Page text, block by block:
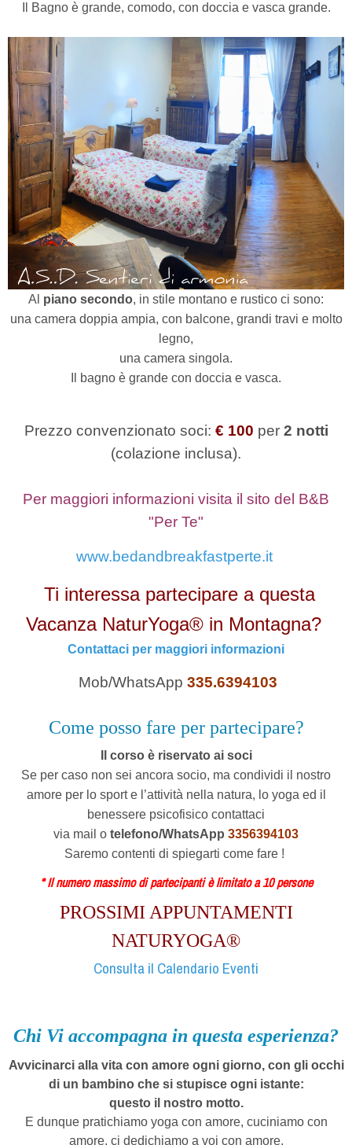
Il Bagno è grande, comodo, con doccia e vasca grande.
Al piano secondo, in stile montano e rustico ci sono:
una camera doppia ampia, con balcone, grandi travi e molto
legno,
una camera singola.
Il bagno è grande con doccia e vasca.
Prezzo convenzionato soci: € 100 per2 notti
(colazione inclusa).
Per maggiori informazioni visita il sito del B&B
"Per Te"
www.bedandbreakfastperte.it
Ti interessa partecipare a questa
Vacanza NaturYoga® in Montagna?
Contattaci per maggiori informazioni
Mob/WhatsApp 335.6394103
Come posso fare per partecipare?
Il corso è riservato ai soci
Se per caso non sei ancora socio, ma condividi il nostro
amore per lo sport e l’attività nella natura, lo yoga ed il
benessere psicofisico contattaci
via mail o telefono/WhatsApp 3356394103
Saremo contenti di spiegarti come fare !
* Il numero massimo di partecipanti è limitato a 10 persone
PROSSIMI APPUNTAMENTI
NATURYOGA®
Consulta il Calendario Eventi
Chi Vi accompagna in questa esperienza?
Avvicinarci alla vita con amore ogni giorno, con gli occhi
di un bambino che si stupisce ogni istante:
questo il nostro motto.
E dunque pratichiamo yoga con amore, cuciniamo con
amore, ci dedichiamo a voi con amore.